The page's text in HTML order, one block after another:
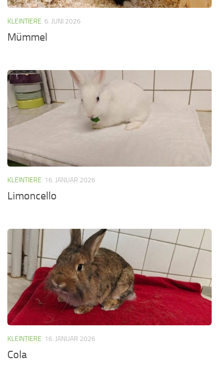
KLEINTIERE 6. JUNI 2026
Mümmel
KLEINTIERE 16. JANUAR 2026
Limoncello
KLEINTIERE 16. JANUAR 2026
Cola